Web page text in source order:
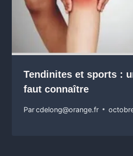
Tendinites et sports :
faut connaître
Parcdelong@orange.fr